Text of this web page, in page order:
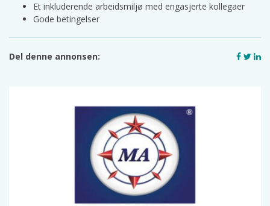
Et inkluderende arbeidsmiljø med engasjerte kollegaer
Gode betingelser
Del denne annonsen: